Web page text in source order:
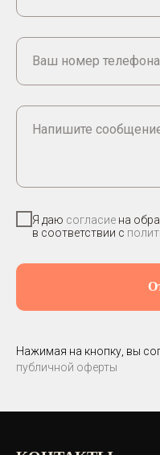
Ваш номер телефона
Напишите
Я даю согласие на
в соответствии с
Нажимая на кнопку, вы
публичной оферты